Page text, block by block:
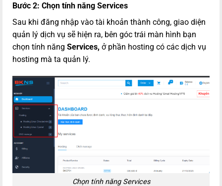
Bước 2: Chọn tính năng Services
Sau khi đăng nhập vào tài khoản thành công, giao diện
quản lý dịch vụ sẽ hiện ra, bên góc trái màn hình bạn
chọn tính năng Services, ở phần hosting có các dịch vụ
hosting mà ta quản lý.
Chọn tính năng Services